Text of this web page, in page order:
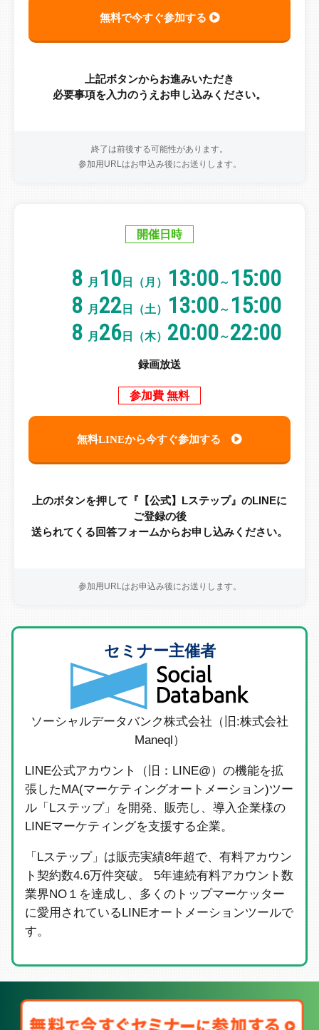
無料で今すぐ参加する
上記ボタンからお進みいただき
必要事項を入力のうえお申し込みください。
終了は前後する可能性があります。
参加用URLはお申込み後にお送りします。
開催日時
8 月 10日（月） 13:00～ 15:00
8 月 22日（土） 13:00～ 15:00
8 月 26日（木） 20:00～22:00
録画放送
参加費 無料
無料LINEから今すぐ参加する
上のボタンを押して『【公式】Lステップ』のLINEに
ご登録の後
送られてくる回答フォームからお申し込みください。
参加用URLはお申込み後にお送りします。
セミナー主催者
ソーシャルデータバンク株式会社（旧:株式会社
Maneql）
LINE公式アカウント（旧：LINE@）の機能を拡
張したMA(マーケティングオートメーション)ツー
ル「Lステップ」を開発、販売し、導入企業様の
LINEマーケティングを支援する企業。
「Lステップ」は販売実績8年超で、有料アカウン
ト契約数4.6万件突破。 5年連続有料アカウント数
業界NO１を達成し、多くのトップマーケッター
に愛用されているLINEオートメーションツールで
す。